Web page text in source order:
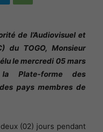
de l’Audiovisuel et
du TOGO, Monsieur
le mercredi 05 mars
Plate-forme des
pays membres de
(02) jours pendant